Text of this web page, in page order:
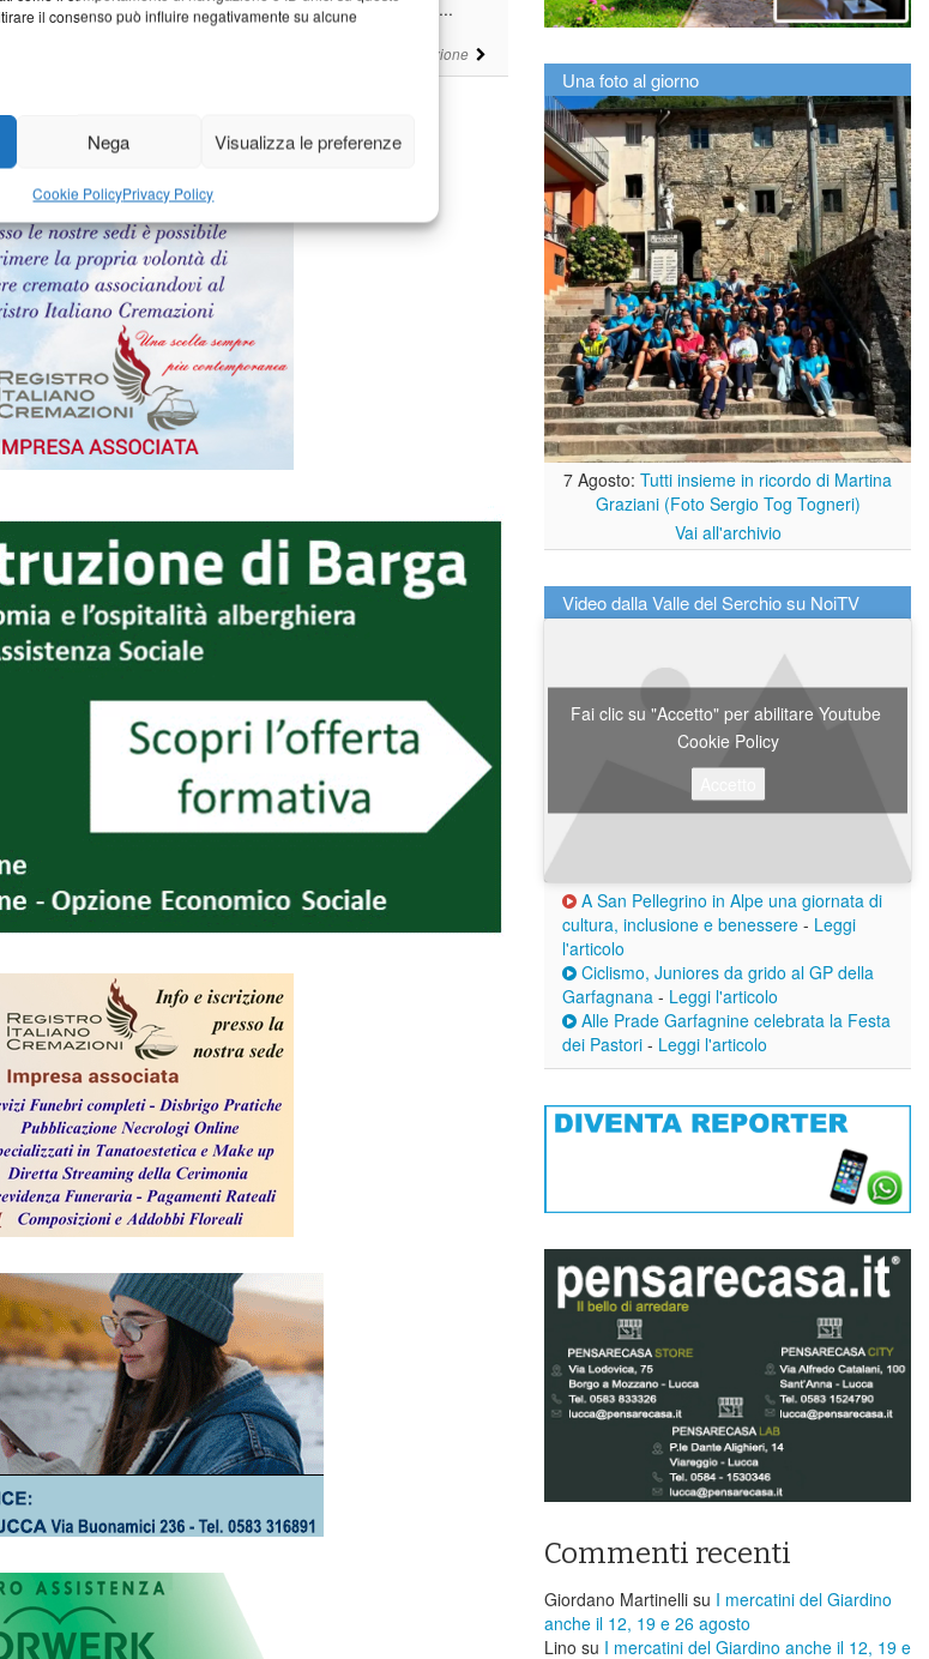
il consenso può influire negativamente su alcune
Nega Visualizza le preferenze
Cookie PolicyPrivacy Policy
Redazione
patrono di Fornaci. E’ stata una bella...
Una foto al giorno
7 Agosto: Tutti insieme in ricordo di Martina
Graziani (Foto Sergio Tog Togneri)
Vai all'archivio
Video dalla Valle del Serchio su NoiTV
Fai clic su "Accetto" per abilitare Youtube
Cookie Policy
A San Pellegrino in Alpe una giornata di
cultura, inclusione e benessere - Leggi
l'articolo
Ciclismo, Juniores da grido al GP della
Garfagnana - Leggi l'articolo
Alle Prade Garfagnine celebrata la Festa
dei Pastori - Leggi l'articolo
Commenti recenti
Giordano Martinelli su I mercatini del Giardino
anche il 12, 19 e 26 agosto
Lino su I mercatini del Giardino anche il 12, 19 e